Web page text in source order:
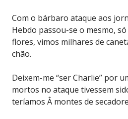
Com o bárbaro ataque aos
Hebdo passou-se o mesmo,
flores, vimos milhares de
chão.
Deixem-me “ser Charlie” por
mortos no ataque tivessem
teríamos Â montes de